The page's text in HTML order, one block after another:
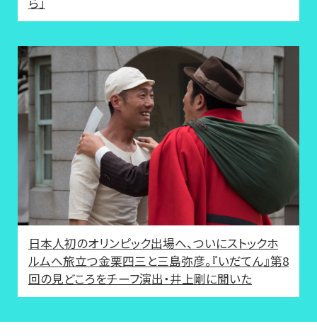
日本人初のオリンピック出場へ、ついにストックホ
ルムへ旅立つ金栗四三と三島弥彦。『いだてん』第8
回の見どころをチーフ演出・井上剛に聞いた